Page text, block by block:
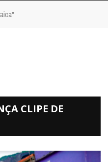
CLIPE DE